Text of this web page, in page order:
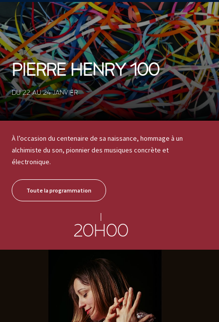
13 résultats
CONCERTS ET SPECTACLES
À l’occasion du centenaire de sa naissance, hommage à un
alchimiste du son, pionnier des musiques concrète et
électronique.
Toute la programmation
PIERRE HENRY 100
DU 22 AU 24 JANVIER
20H00